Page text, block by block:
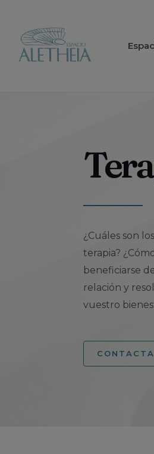
¿Cuáles son
terapia?
beneficiarse
relación y
vuestro